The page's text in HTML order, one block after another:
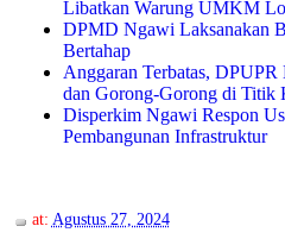
Libatkan Warung UMKM
DPMD Ngawi Laksanakan
Bertahap
Anggaran Terbatas,
dan Gorong-Gorong di Titik
Disperkim Ngawi Respon
Pembangunan Infrastruktur
at: Agustus 27, 2024